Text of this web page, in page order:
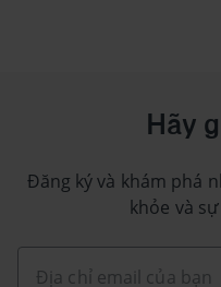
Hãy
Đăng ký và khám phá
khỏe và